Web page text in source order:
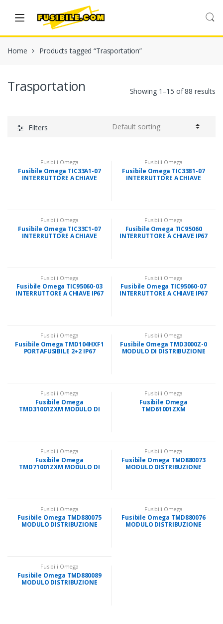
Home Products tagged “Trasportation”
Trasportation Showing 1–15 of 88 results
Filters
Fusibili Omega
Fusibile Omega TIC33A1-07
INTERRUTTORE A CHIAVE
Fusibili Omega
Fusibile Omega TIC33B1-07
INTERRUTTORE A CHIAVE
Fusibili Omega
Fusibile Omega TIC33C1-07
INTERRUTTORE A CHIAVE
Fusibili Omega
Fusibile Omega TIC95060
INTERRUTTORE A CHIAVE IP67
Fusibili Omega
Fusibile Omega TIC95060-03
INTERRUTTORE A CHIAVE IP67
Fusibili Omega
Fusibile Omega TIC95060-07
INTERRUTTORE A CHIAVE IP67
Fusibili Omega
Fusibile Omega TMD104HXF1
PORTAFUSIBILE 2+2 IP67
Fusibili Omega
Fusibile Omega TMD3000Z-0
MODULO DI DISTRIBUZIONE
Fusibili Omega
Fusibile Omega
TMD31001ZXM MODULO DI
Fusibili Omega
Fusibile Omega
TMD61001ZXM
Fusibili Omega
Fusibile Omega
TMD71001ZXM MODULO DI
Fusibili Omega
Fusibile Omega TMD880073
MODULO DISTRIBUZIONE
Fusibili Omega
Fusibile Omega TMD880075
MODULO DISTRIBUZIONE
Fusibili Omega
Fusibile Omega TMD880076
MODULO DISTRIBUZIONE
Fusibili Omega
Fusibile Omega TMD880089
MODULO DISTRIBUZIONE